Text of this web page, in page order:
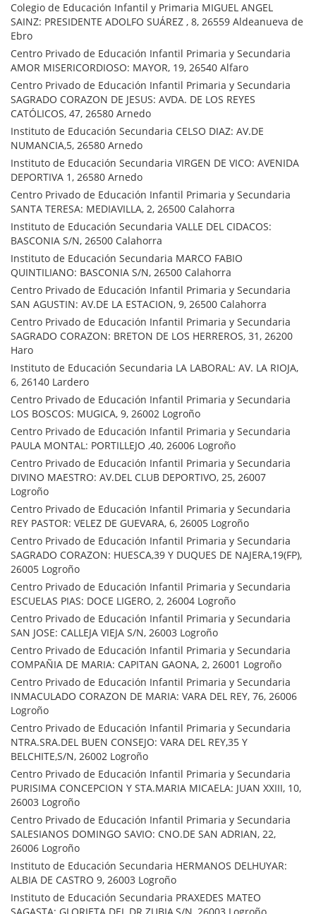
Colegio de Educación Infantil y Primaria MIGUEL ANGEL
SAINZ: PRESIDENTE ADOLFO SUÁREZ , 8, 26559 Aldeanueva de
Ebro
Centro Privado de Educación Infantil Primaria y Secundaria
AMOR MISERICORDIOSO: MAYOR, 19, 26540 Alfaro
Centro Privado de Educación Infantil Primaria y Secundaria
SAGRADO CORAZON DE JESUS: AVDA. DE LOS REYES
CATÓLICOS, 47, 26580 Arnedo
Instituto de Educación Secundaria CELSO DIAZ: AV.DE
NUMANCIA,5, 26580 Arnedo
Instituto de Educación Secundaria VIRGEN DE VICO: AVENIDA
DEPORTIVA 1, 26580 Arnedo
Centro Privado de Educación Infantil Primaria y Secundaria
SANTA TERESA: MEDIAVILLA, 2, 26500 Calahorra
Instituto de Educación Secundaria VALLE DEL CIDACOS:
BASCONIA S/N, 26500 Calahorra
Instituto de Educación Secundaria MARCO FABIO
QUINTILIANO: BASCONIA S/N, 26500 Calahorra
Centro Privado de Educación Infantil Primaria y Secundaria
SAN AGUSTIN: AV.DE LA ESTACION, 9, 26500 Calahorra
Centro Privado de Educación Infantil Primaria y Secundaria
SAGRADO CORAZON: BRETON DE LOS HERREROS, 31, 26200
Haro
Instituto de Educación Secundaria LA LABORAL: AV. LA RIOJA,
6, 26140 Lardero
Centro Privado de Educación Infantil Primaria y Secundaria
LOS BOSCOS: MUGICA, 9, 26002 Logroño
Centro Privado de Educación Infantil Primaria y Secundaria
PAULA MONTAL: PORTILLEJO ,40, 26006 Logroño
Centro Privado de Educación Infantil Primaria y Secundaria
DIVINO MAESTRO: AV.DEL CLUB DEPORTIVO, 25, 26007
Logroño
Centro Privado de Educación Infantil Primaria y Secundaria
REY PASTOR: VELEZ DE GUEVARA, 6, 26005 Logroño
Centro Privado de Educación Infantil Primaria y Secundaria
SAGRADO CORAZON: HUESCA,39 Y DUQUES DE NAJERA,19(FP),
26005 Logroño
Centro Privado de Educación Infantil Primaria y Secundaria
ESCUELAS PIAS: DOCE LIGERO, 2, 26004 Logroño
Centro Privado de Educación Infantil Primaria y Secundaria
SAN JOSE: CALLEJA VIEJA S/N, 26003 Logroño
Centro Privado de Educación Infantil Primaria y Secundaria
COMPAÑIA DE MARIA: CAPITAN GAONA, 2, 26001 Logroño
Centro Privado de Educación Infantil Primaria y Secundaria
INMACULADO CORAZON DE MARIA: VARA DEL REY, 76, 26006
Logroño
Centro Privado de Educación Infantil Primaria y Secundaria
NTRA.SRA.DEL BUEN CONSEJO: VARA DEL REY,35 Y
BELCHITE,S/N, 26002 Logroño
Centro Privado de Educación Infantil Primaria y Secundaria
PURISIMA CONCEPCION Y STA.MARIA MICAELA: JUAN XXIII, 10,
26003 Logroño
Centro Privado de Educación Infantil Primaria y Secundaria
SALESIANOS DOMINGO SAVIO: CNO.DE SAN ADRIAN, 22,
26006 Logroño
Instituto de Educación Secundaria HERMANOS DELHUYAR:
ALBIA DE CASTRO 9, 26003 Logroño
Instituto de Educación Secundaria PRAXEDES MATEO